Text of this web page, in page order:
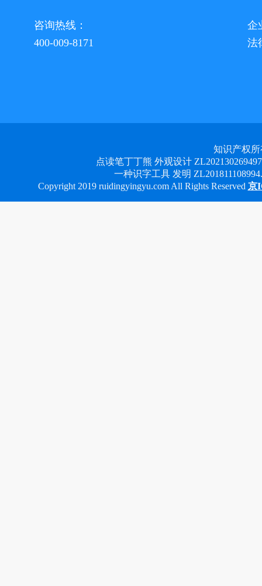
咨询热线：
400-009-8171
企
法
知识产权
点读笔丁丁熊 外观设计
一种识字工具 发明
Copyright 2019 ruidingyingyu.com All Rights Reserved 京